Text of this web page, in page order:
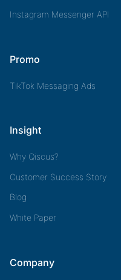
Instagram Messenger API
Promo
TikTok Messaging Ads
Insight
Why Qiscus?
Customer Success Story
Blog
White Paper
Company